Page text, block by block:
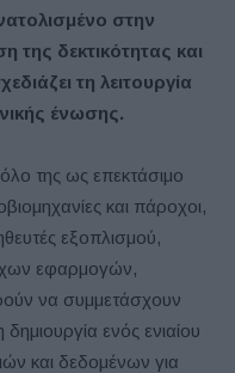
στην
της δεκτικότητας και
τη λειτουργία
ένωσης.
της ως επεκτάσιμο
και πάροχοι,
εξοπλισμού,
εφαρμογών,
να συμμετάσχουν
ενός ενιαίου
και δεδομένων για